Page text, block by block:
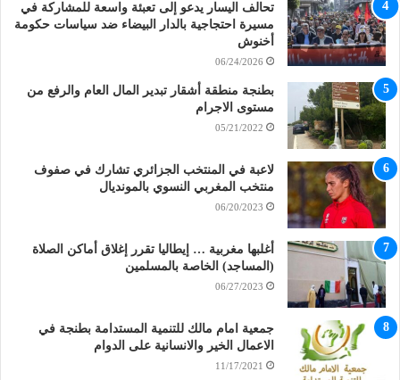
تحالف اليسار يدعو إلى تعبئة واسعة للمشاركة في
مسيرة احتجاجية بالدار البيضاء ضد سياسات حكومة
أخنوش
06/24/2026
بطنجة منطقة أشقار تبدير المال العام والرفع من
مستوى الاجرام
05/21/2022
لاعبة في المنتخب الجزائري تشارك في صفوف
منتخب المغربي النسوي بالمونديال
06/20/2023
أغلبها مغربية … إيطاليا تقرر إغلاق أماكن الصلاة
(المساجد) الخاصة بالمسلمين
06/27/2023
جمعية امام مالك للتنمية المستدامة بطنجة في
الاعمال الخير والانسانية على الدوام
11/17/2021